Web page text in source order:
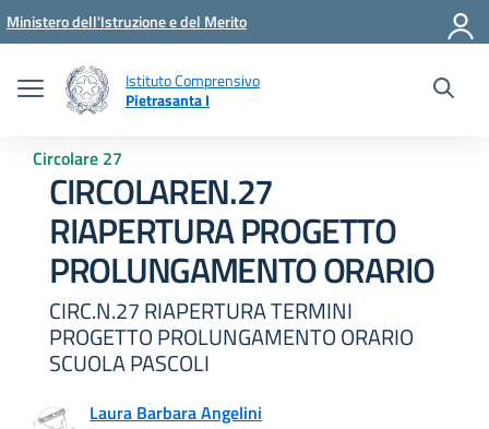
Vai ai contenuti
Vai al menu di navigazione
Vai al footer
Ministero dell'Istruzione e del Merito
Istituto Comprensivo
Pietrasanta I
Circolare 27
CIRCOLAREN.27
RIAPERTURA PROGETTO
PROLUNGAMENTO ORARIO
CIRC.N.27 RIAPERTURA TERMINI
PROGETTO PROLUNGAMENTO ORARIO
SCUOLA PASCOLI
Laura Barbara Angelini